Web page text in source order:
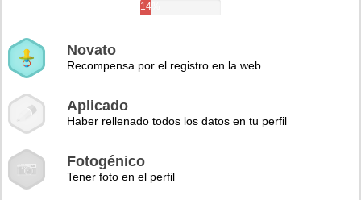
14%
Novato
Recompensa por el registro en la web
Aplicado
Haber rellenado todos los datos en tu perfil
Fotogénico
Tener foto en el perfil